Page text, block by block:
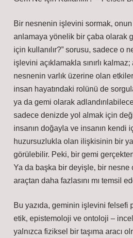
Bir nesnenin işlevini sormak, onun
anlamaya yönelik bir çaba olarak
için kullanılır?” sorusu, sadece o
işlevini açıklamakla sınırlı
nesnenin varlık üzerine olan
insan hayatındaki rolünü de
ya da gemi olarak
sadece denizde yol almak için
insanın doğayla ve insanın kendi
huzursuzlukla olan ilişkisinin bir
görülebilir. Peki, bir gemi
Ya da başka bir deyişle, bir nesne
araçtan daha fazlasını mı temsil
Bu yazıda, geminin işlevini felsefi
etik, epistemoloji ve ontoloji –
yalnızca fiziksel bir taşıma aracı